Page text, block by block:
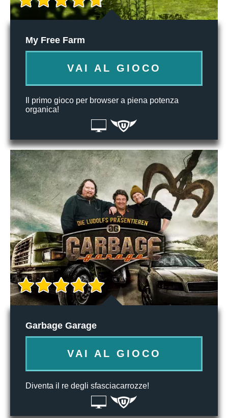
My Free Farm
VAI AL GIOCO
Il primo gioco per browser a piena potenza
organica!
Garbage Garage
VAI AL GIOCO
Diventa il re degli sfasciacarrozze!